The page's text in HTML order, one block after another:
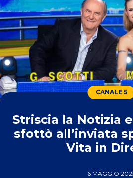
CANALE 5
Striscia la Notizia
sfottò all’inviata
Vita in
6 MAGGIO